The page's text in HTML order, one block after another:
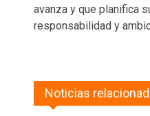
avanza y que planifica
responsabilidad y
Noticias